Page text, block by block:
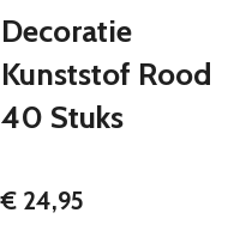
Decoratie
Kunststof Rood
40 Stuks
€ 24,95